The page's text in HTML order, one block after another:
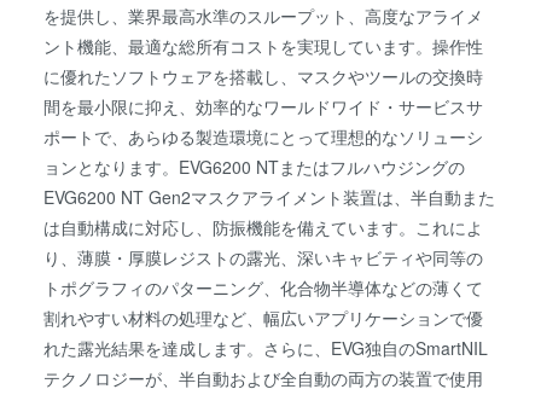
を提供し、業界最高水準のスループット、高度なアライメ
ント機能、最適な総所有コストを実現しています。操作性
に優れたソフトウェアを搭載し、マスクやツールの交換時
間を最小限に抑え、効率的なワールドワイド・サービスサ
ポートで、あらゆる製造環境にとって理想的なソリューシ
ョンとなります。EVG6200 NTまたはフルハウジングの
EVG6200 NT Gen2マスクアライメント装置は、半自動また
は自動構成に対応し、防振機能を備えています。これによ
り、薄膜・厚膜レジストの露光、深いキャビティや同等の
トポグラフィのパターニング、化合物半導体などの薄くて
割れやすい材料の処理など、幅広いアプリケーションで優
れた露光結果を達成します。さらに、EVG独自のSmartNIL
テクノロジーが、半自動および全自動の両方の装置で使用